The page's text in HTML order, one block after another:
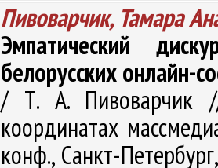
Пивоварчик, Тамара
Эмпатический
белорусских онлайн-
/ Т. А. Пивоварчик
координатах
конф., Санкт-